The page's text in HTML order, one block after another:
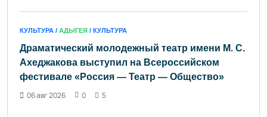
КУЛЬТУРА / АДЫГЕЯ / КУЛЬТУРА
Драматический молодежный театр имени М. С.
Ахеджакова выступил на Всероссийском
фестивале «Россия — Театр — Общество»
06 авг 2026
0 5